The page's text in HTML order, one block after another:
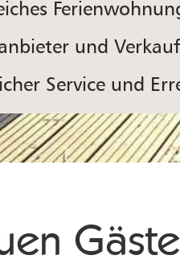
und
Service und